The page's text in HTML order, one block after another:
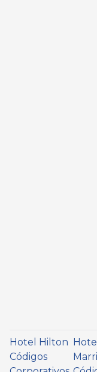
Hotel Hilton
Códigos
Hotel